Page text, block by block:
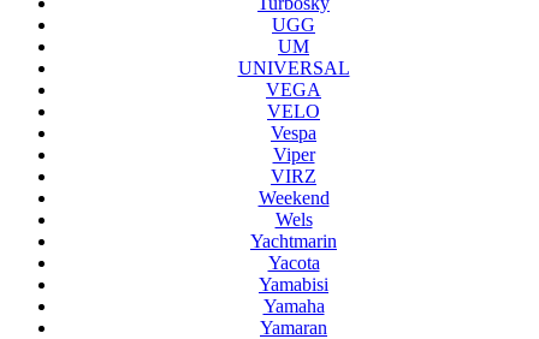
UGG
UM
UNIVERSAL
VEGA
VELO
Vespa
Viper
VIRZ
Weekend
Wels
Yachtmarin
Yacota
Yamabisi
Yamaha
Yamaran